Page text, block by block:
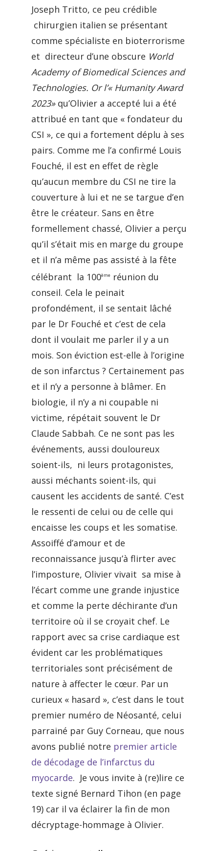
Joseph Tritto, ce peu crédible
chirurgien italien se présentant
comme spécialiste en bioterrorisme
et directeur d’une obscure World
Academy of Biomedical Sciences and
Technologies. Or l’« Humanity Award
2023» qu’Olivier a accepté lui a été
attribué en tant que « fondateur du
CSI », ce qui a fortement déplu à ses
pairs. Comme me l’a confirmé Louis
Fouché, il est en effet de règle
qu’aucun membre du CSI ne tire la
couverture à lui et ne se targue d’en
être le créateur. Sans en être
formellement chassé, Olivier a perçu
qu’il s’était mis en marge du groupe
et il n’a même pas assisté à la fête
célébrant la 100ème
réunion du
conseil. Cela le peinait
profondément, il se sentait lâché
par le Dr Fouché et c’est de cela
dont il voulait me parler il y a un
mois. Son éviction est-elle à l’origine
de son infarctus ? Certainement pas
et il n’y a personne à blâmer. En
biologie, il n’y a ni coupable ni
victime, répétait souvent le Dr
Claude Sabbah. Ce ne sont pas les
événements, aussi douloureux
soient-ils, ni leurs protagonistes,
aussi méchants soient-ils, qui
causent les accidents de santé. C’est
le ressenti de celui ou de celle qui
encaisse les coups et les somatise.
Assoiffé d’amour et de
reconnaissance jusqu’à flirter avec
l’imposture, Olivier vivait sa mise à
l’écart comme une grande injustice
et comme la perte déchirante d’un
territoire où il se croyait chef. Le
rapport avec sa crise cardiaque est
évident car les problématiques
territoriales sont précisément de
nature à affecter le cœur. Par un
curieux « hasard », c’est dans le tout
premier numéro de Néosanté, celui
parrainé par Guy Corneau, que nous
avons publié notre premier article
de décodage de l’infarctus du
myocarde. Je vous invite à (re)lire ce
texte signé Bernard Tihon (en page
19) car il va éclairer la fin de mon
décryptage-hommage à Olivier.